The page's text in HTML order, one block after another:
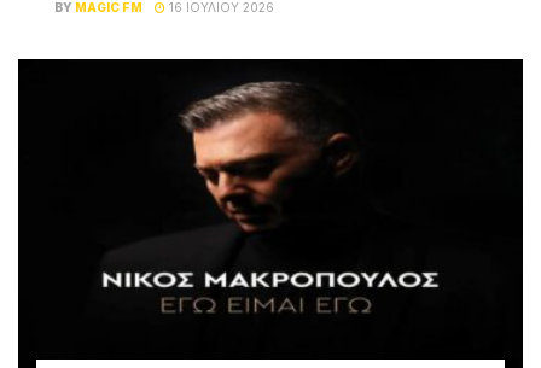
BY MAGIC FM 16 ΙΟΥΛΊΟΥ 2026